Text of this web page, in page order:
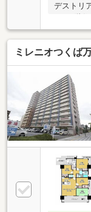
デストリ
デッキへ
学校が近
ール電化
用庭付き
防音サ
緒に暮ら
の充実し
ホテルラ
す。
ミレニオつくば